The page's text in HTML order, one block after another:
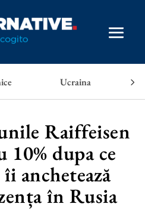
Ucraina
Raiffeisen
10% dupa ce
anchetează
în Rusia